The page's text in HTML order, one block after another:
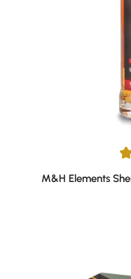
Average rating of 5 out
M&H Elements